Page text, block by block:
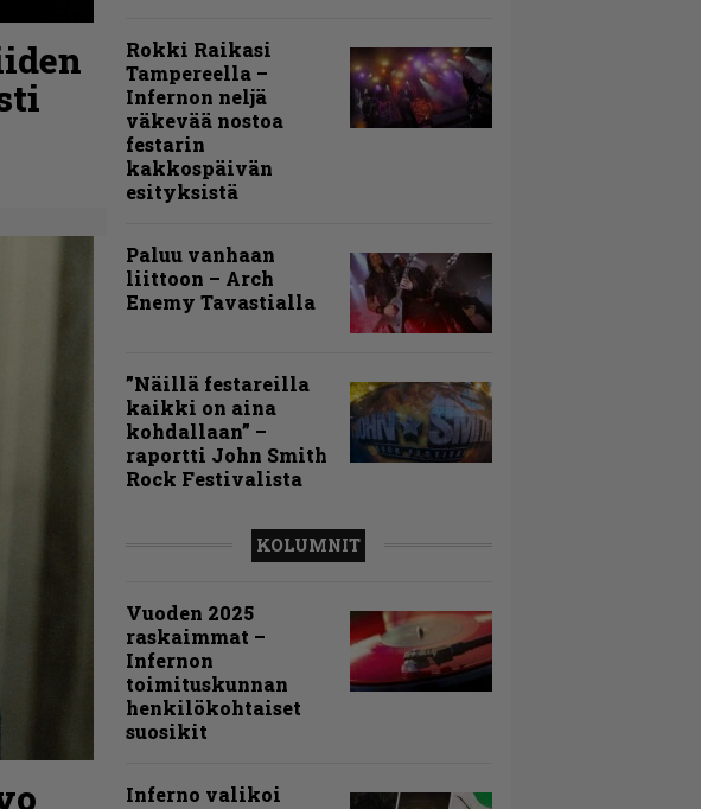
Rokki Raikasi
Tampereella –
Infernon neljä
väkevää nostoa
festarin
kakkospäivän
esityksistä
Paluu vanhaan
liittoon – Arch
Enemy Tavastialla
”Näillä festareilla
kaikki on aina
kohdallaan” –
raportti John Smith
Rock Festivalista
KOLUMNIT
Vuoden 2025
raskaimmat –
Infernon
toimituskunnan
henkilökohtaiset
suosikit
Inferno valikoi